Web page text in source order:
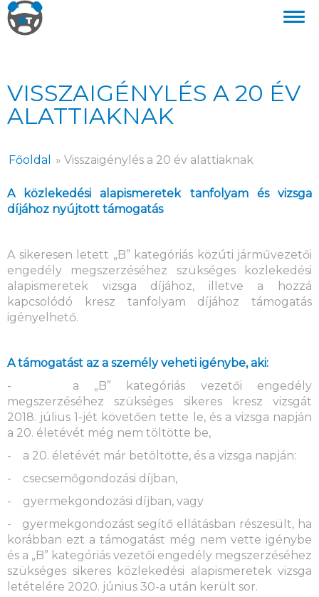
VISSZAIGÉNYLÉS A 20 ÉV
ALATTIAKNAK
Főoldal » Visszaigénylés a 20 év alattiaknak
A közlekedési alapismeretek tanfolyam és vizsga
díjához nyújtott támogatás
A sikeresen letett „B” kategóriás közúti járművezetői
engedély megszerzéséhez szükséges közlekedési
alapismeretek vizsga díjához, illetve a hozzá
kapcsolódó kresz tanfolyam díjához támogatás
igényelhető.
A támogatást az a személy veheti igénybe, aki:
- a „B” kategóriás vezetői engedély
megszerzéséhez szükséges sikeres kresz vizsgát
2018. július 1-jét követően tette le, és a vizsga napján
a 20. életévét még nem töltötte be,
- a 20. életévét már betöltötte, és a vizsga napján:
- csecsemőgondozási díjban,
- gyermekgondozási díjban, vagy
- gyermekgondozást segítő ellátásban részesült, ha
korábban ezt a támogatást még nem vette igénybe
és a „B” kategóriás vezetői engedély megszerzéséhez
szükséges sikeres közlekedési alapismeretek vizsga
letételére 2020. június 30-a után került sor.